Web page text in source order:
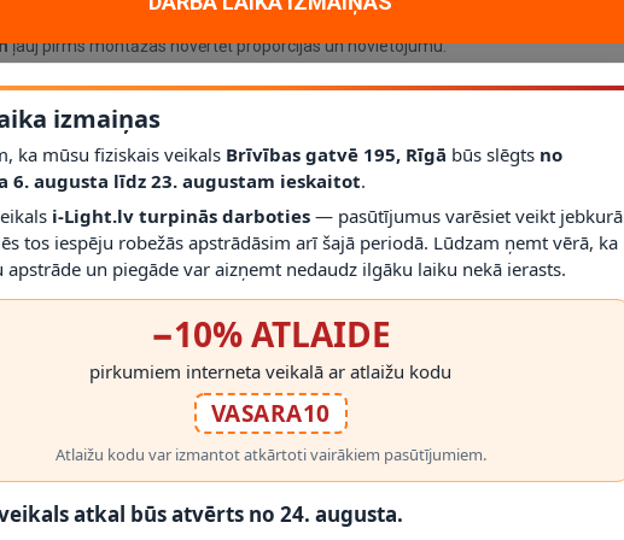
gaismekli drīkst droši izmantot.
ļauj pirms montāžas novērtēt proporcijas un novietojumu.
Lucide montāžas instrukciju un elektrodrošības prasības. Aizsardzības klase:
darbu uzticiet kvalificētam elektriķim.
RĀDĪT VAIRĀK
izmaiņas
ka mūsu fiziskais veikals Brīvības gatvē 195, Rīgā būs slēgts no
6. augusta līdz 23. augustam ieskaitot.
i-Light.lv turpinās darboties — pasūtījumus varēsiet veikt jebkurā
tos iespēju robežās apstrādāsim arī šajā periodā. Lūdzam ņemt vērā, ka
apstrāde un piegāde var aizņemt nedaudz ilgāku laiku nekā ierasts.
−10% ATLAIDE
pirkumiem interneta veikalā ar atlaižu kodu
VASARA10
Atlaižu kodu var izmantot atkārtoti vairākiem pasūtījumiem.
atkal būs atvērts no 24. augusta.